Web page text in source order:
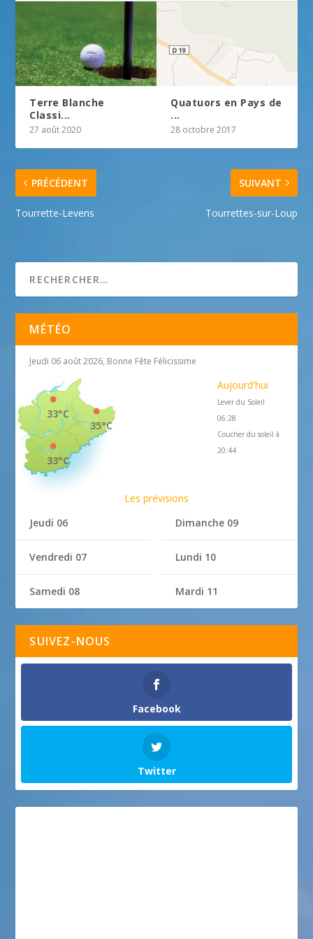
Terre Blanche
Classi...
27 août 2020
Quatuors en Pays de
...
28 octobre 2017
PRÉCÉDENT
Tourrette-Levens
SUIVANT
Tourrettes-sur-Loup
MÉTÉO
Jeudi 06 août 2026, Bonne Fête Félicissime
35°C
33°C
33°C
Aujourd'hui
Lever du Soleil
06:28
Coucher du soleil à
20:44
Les prévisions
Jeudi 06
Vendredi 07
Samedi 08
Dimanche 09
Lundi 10
Mardi 11
SUIVEZ-NOUS
Facebook
Twitter